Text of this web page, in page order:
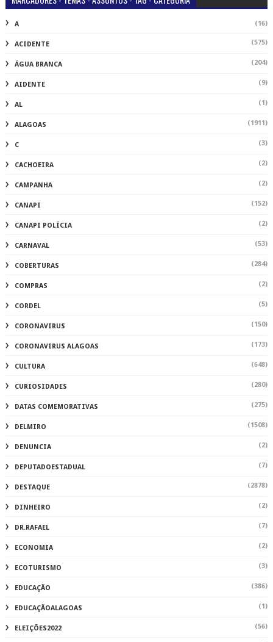
A (16)
ACIDENTE (575)
ÁGUA BRANCA (204)
AIDENTE (9)
AL (1)
ALAGOAS (1911)
C (3)
CACHOEIRA (2)
CAMPANHA (2)
CANAPI (152)
CANAPI POLÍCIA (2)
CARNAVAL (53)
COBERTURAS (284)
COMPRAS (2)
CORDEL (5)
CORONAVIRUS (150)
CORONAVIRUS ALAGOAS (173)
CULTURA (648)
CURIOSIDADES (280)
DATAS COMEMORATIVAS (275)
DELMIRO (1508)
DENUNCIA (2)
DEPUTADOESTADUAL (7)
DESTAQUE (2878)
DINHEIRO (2)
DR.RAFAEL (7)
ECONOMIA (2)
ECOTURISMO (3)
EDUCAÇÃO (386)
EDUCAÇÃOALAGOAS (1)
ELEIÇÕES2022 (56)